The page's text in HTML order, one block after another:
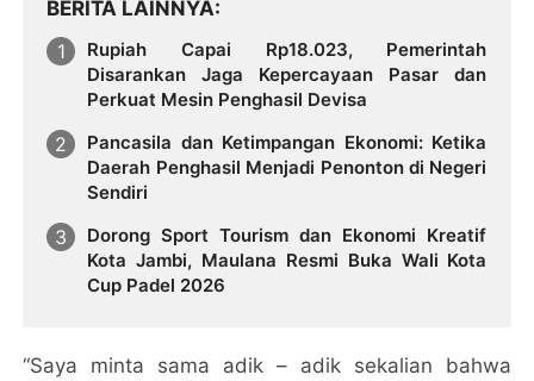
BERITA LAINNYA
Rupiah Capai Rp18.023, Pemerintah
Disarankan Jaga Kepercayaan Pasar dan
Perkuat Mesin Penghasil Devisa
Pancasila dan Ketimpangan Ekonomi: Ketika
Daerah Penghasil Menjadi Penonton di Negeri
Sendiri
Dorong Sport Tourism dan Ekonomi Kreatif
Kota Jambi, Maulana Resmi Buka Wali Kota
Cup Padel 2026
“Saya minta sama adik – adik sekalian bahwa